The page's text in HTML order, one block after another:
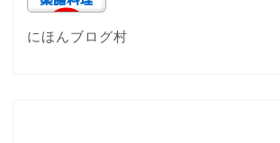
にほんブログ村